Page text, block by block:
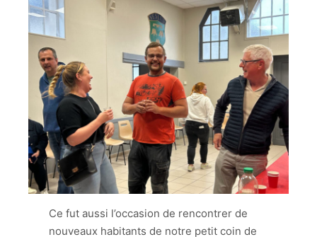
Ce fut aussi l’occasion de rencontrer de
nouveaux habitants de notre petit coin de